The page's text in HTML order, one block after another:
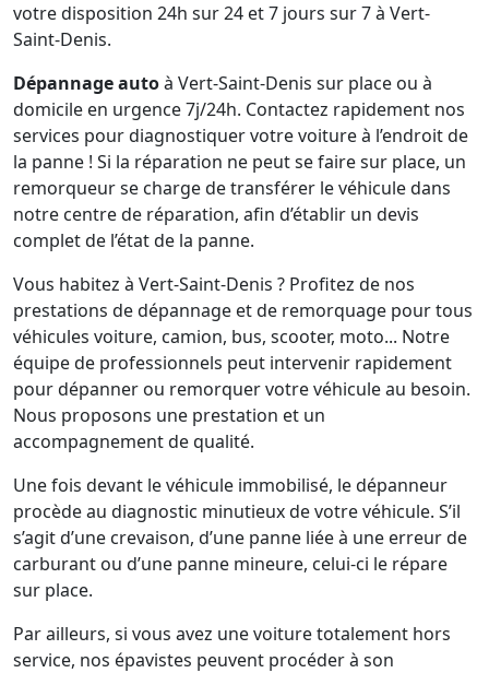
votre disposition 24h sur 24 et 7 jours sur 7 à Vert-
Saint-Denis.
Dépannage autoà Vert-Saint-Denis sur place ou à
domicile en urgence 7j/24h. Contactez rapidement nos
services pour diagnostiquer votre voiture à l’endroit de
la panne ! Si la réparation ne peut se faire sur place, un
remorqueur se charge de transférer le véhicule dans
notre centre de réparation, afin d’établir un devis
complet de l’état de la panne.
Vous habitez à Vert-Saint-Denis ? Profitez de nos
prestations de dépannage et de remorquage pour tous
véhicules voiture, camion, bus, scooter, moto... Notre
équipe de professionnels peut intervenir rapidement
pour dépanner ou remorquer votre véhicule au besoin.
Nous proposons une prestation et un
accompagnement de qualité.
Une fois devant le véhicule immobilisé, le dépanneur
procède au diagnostic minutieux de votre véhicule. S’il
s’agit d’une crevaison, d’une panne liée à une erreur de
carburant ou d’une panne mineure, celui-ci le répare
sur place.
Par ailleurs, si vous avez une voiture totalement hors
service, nos épavistes peuvent procéder à son